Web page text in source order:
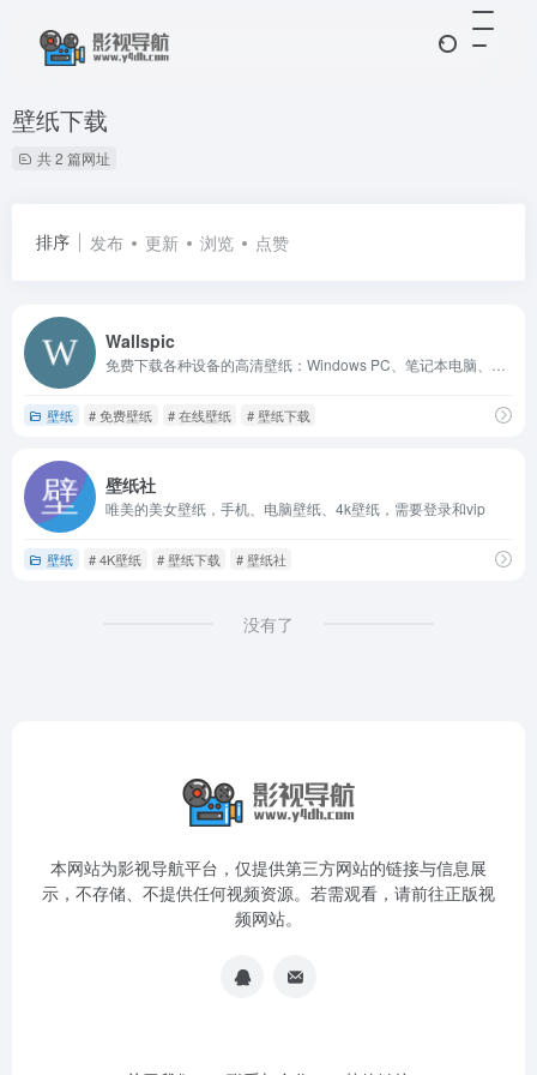
壁纸下载
共 2 篇网址
排序 发布 更新 浏览 点赞
Wallspic
壁纸 # 免费壁纸 # 在线壁纸 # 壁纸下载
壁纸社
唯美的美女壁纸，手机、电脑壁纸、4k壁纸，需要登录和vip
壁纸 # 4K壁纸 # 壁纸下载 # 壁纸社
没有了
本网站为影视导航平台，仅提供第三方网站的链接与信息展
示，不存储、不提供任何视频资源。若需观看，请前往正版视
频网站。